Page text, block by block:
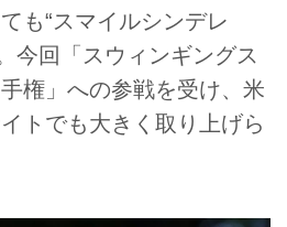
も“スマイルシンデレ
今回「スウィンギングス
権」への参戦を受け、米
トでも大きく取り上げら